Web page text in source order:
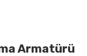
Armatürü